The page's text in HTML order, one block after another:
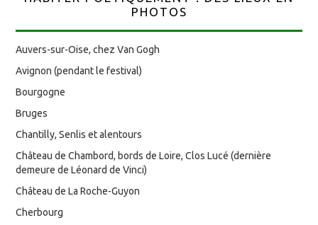
PHOTOS
Auvers-sur-Oise, chez Van Gogh
Avignon (pendant le festival)
Bourgogne
Bruges
Chantilly, Senlis et alentours
Château de Chambord, bords de Loire, Clos Lucé (dernière
demeure de Léonard de Vinci)
Château de La Roche-Guyon
Cherbourg